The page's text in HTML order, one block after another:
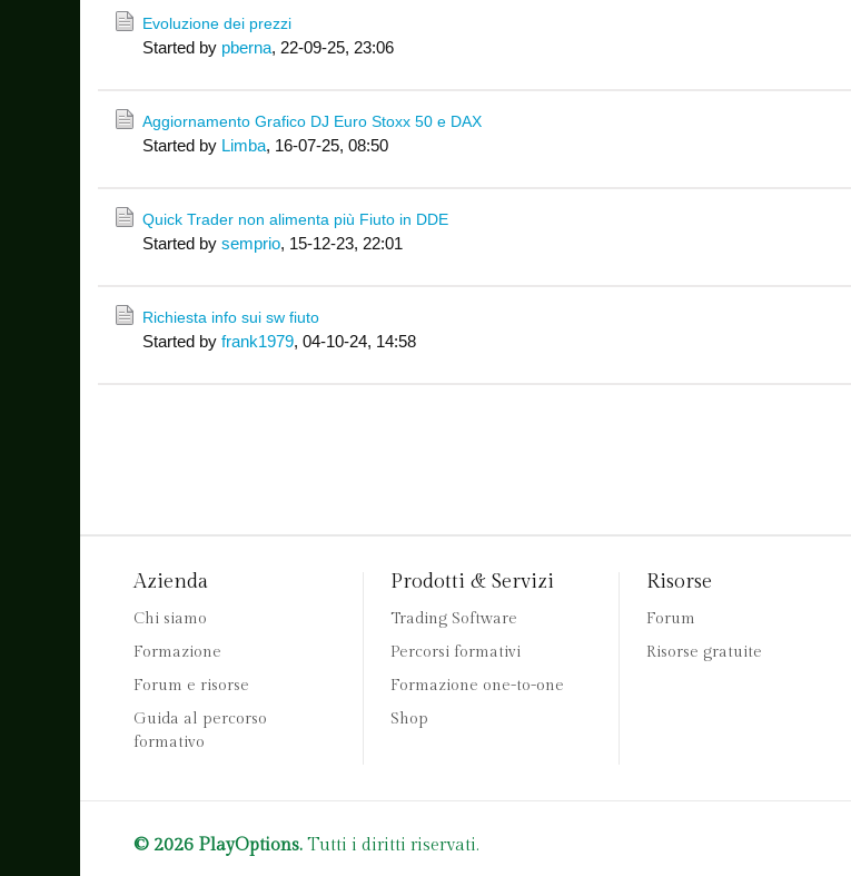
Evoluzione dei prezzi
Started by pberna, 22-09-25, 23:06
Aggiornamento Grafico DJ Euro Stoxx 50 e DAX
Started by Limba, 16-07-25, 08:50
Quick Trader non alimenta più Fiuto in DDE
Started by semprio, 15-12-23, 22:01
Richiesta info sui sw fiuto
Started by frank1979, 04-10-24, 14:58
Azienda
Chi siamo
Formazione
Forum e risorse
Guida al percorso
formativo
Prodotti & Servizi
Trading Software
Percorsi formativi
Formazione one-to-one
Shop
Risorse
Forum
Risorse gratuite
© 2026 PlayOptions. Tutti i diritti riservati.